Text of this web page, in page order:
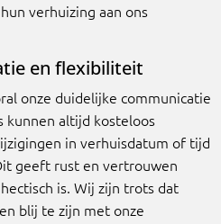
verhuizing aan ons
en flexibiliteit
onze duidelijke communicatie
altijd kosteloos
in verhuisdatum of tijd
geeft rust en vertrouwen
is. Wij zijn trots dat
blij te zijn met onze